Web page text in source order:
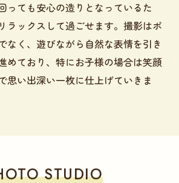
っても安心の造りとなっているた
ラックスして過ごせます。撮影はポ
なく、遊びながら自然な表情を引き
めており、特にお子様の場合は笑顔
思い出深い一枚に仕上げていきま
STUDIO